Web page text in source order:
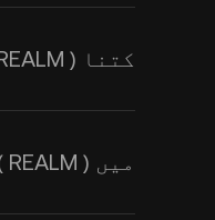
کتنا Realm ( REALM ) گردش میں ہے؟
میں Realm ( REALM ) کو کیسے اسٹور کروں؟